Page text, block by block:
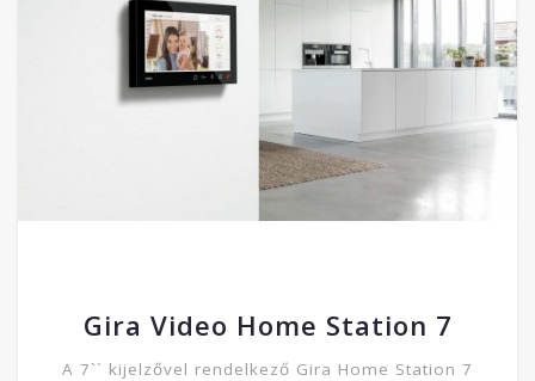
Gira Video Home Station 7
A 7`` kijelzővel rendelkező Gira Home Station 7